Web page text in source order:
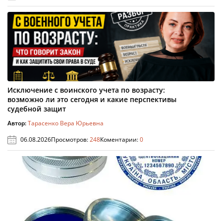
Исключение с воинского учета по возрасту:
возможно ли это сегодня и какие перспективы
судебной защит
Автор:Тарасенко Вера Юрьевна
06.08.2026Просмотров:248Коментарии:0